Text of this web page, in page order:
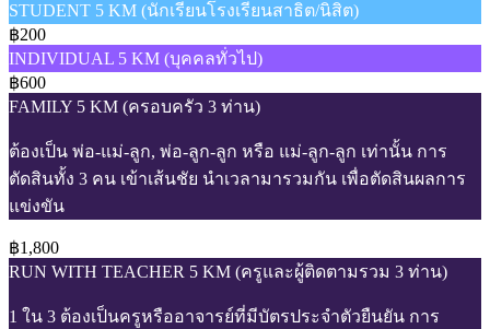
STUDENT 5 KM (นักเรียนโรงเรียนสาธิต/นิสิต)
฿200
INDIVIDUAL 5 KM (บุคคลทั่วไป)
฿600
FAMILY 5 KM (ครอบครัว 3 ท่าน)
ต้องเป็น พ่อ-แม่-ลูก, พ่อ-ลูก-ลูก หรือ แม่-ลูก-ลูก เท่านั้น การ
ตัดสินทั้ง 3 คน เข้าเส้นชัย นำเวลามารวมกัน เพื่อตัดสินผลการ
แข่งขัน
฿1,800
RUN WITH TEACHER 5 KM (ครูและผู้ติดตามรวม 3 ท่าน)
1 ใน 3 ต้องเป็นครูหรืออาจารย์ที่มีบัตรประจำตัวยืนยัน การ